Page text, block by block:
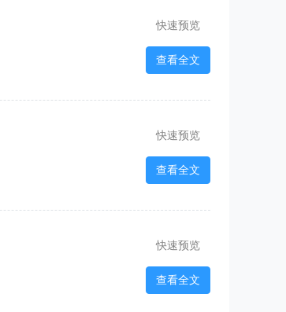
快速预览
查看全文
快速预览
查看全文
快速预览
查看全文